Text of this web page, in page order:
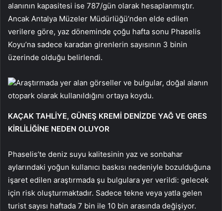
alanının kapasitesi ise 787/gün olarak hesaplanmıştır.
Ancak Antalya Müzeler Müdürlüğü’nden elde edilen
verilere göre, yaz döneminde çoğu hafta sonu Phaselis
Koyu’na sadece karadan girenlerin sayısının 3 binin
üzerinde olduğu belirlendi.
Araştırmada yer alan görseller ve bulgular, doğal alanın
otopark olarak kullanıldığını ortaya koydu.
KAÇAK TAHLİYE, GÜNEŞ KREMİ DENİZDE YAĞ VE GRES
KİRLİLİĞİNE NEDEN OLUYOR
Phaselis’te deniz suyu kalitesinin yaz ve sonbahar
aylarındaki yoğun kullanıcı baskısı nedeniyle bozulduğuna
işaret edilen araştırmada şu bulgulara yer verildi: gelecek
için risk oluşturmaktadır. Sadece tekne veya yatla gelen
turist sayısı haftada 7 bin ile 10 bin arasında değişiyor.